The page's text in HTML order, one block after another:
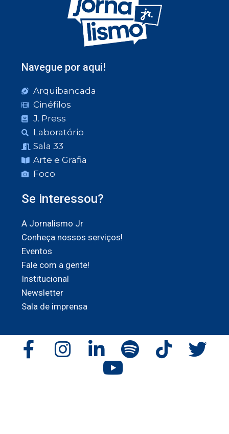
Navegue por aqui!
Arquibancada
Cinéfilos
J. Press
Laboratório
Sala 33
Arte e Grafia
Foco
Se interessou?
A Jornalismo Jr
Conheça nossos serviços!
Eventos
Fale com a gente!
Institucional
Newsletter
Sala de imprensa